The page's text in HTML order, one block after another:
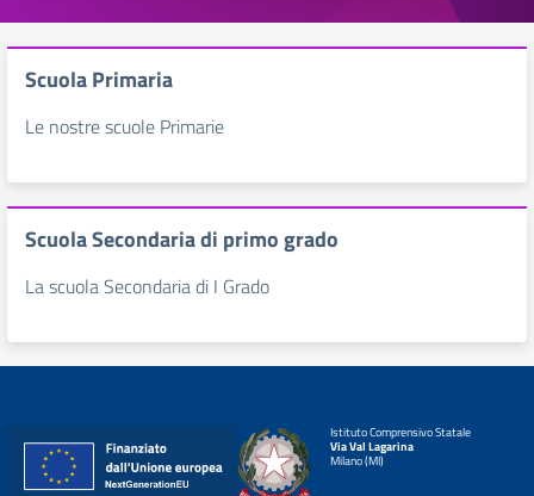
Scuola Primaria
Le nostre scuole Primarie
Scuola Secondaria di primo grado
La scuola Secondaria di I Grado
Istituto Comprensivo Statale
Via Val Lagarina
Milano (MI)